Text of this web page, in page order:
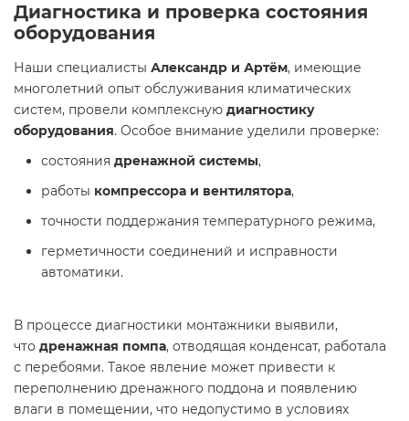
Диагностика и проверка состояния
оборудования
Наши специалисты Александр и Артём, имеющие
многолетний опыт обслуживания климатических
систем, провели комплексную диагностику
оборудования. Особое внимание уделили проверке:
состояния дренажной системы,
работы компрессора и вентилятора,
точности поддержания температурного режима,
герметичности соединений и исправности
автоматики.
В процессе диагностики монтажники выявили,
что дренажная помпа, отводящая конденсат, работала
с перебоями. Такое явление может привести к
переполнению дренажного поддона и появлению
влаги в помещении, что недопустимо в условиях